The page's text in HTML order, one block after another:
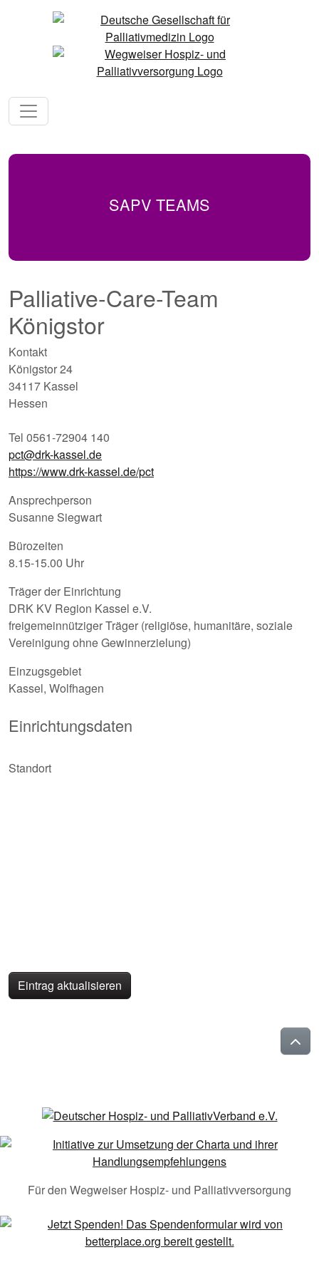
SAPV TEAMS
Palliative-Care-Team
Königstor
Kontakt
Königstor 24
34117 Kassel
Hessen
Tel 0561-72904 140
pct@drk-kassel.de
https://www.drk-kassel.de/pct
Ansprechperson
Susanne Siegwart
Bürozeiten
8.15-15.00 Uhr
Träger der Einrichtung
DRK KV Region Kassel e.V.
freigemeinnütziger Träger (religiöse, humanitäre, soziale
Vereinigung ohne Gewinnerzielung)
Einzugsgebiet
Kassel, Wolfhagen
Einrichtungsdaten
Standort
Eintrag aktualisieren
Für den Wegweiser Hospiz- und Palliativversorgung